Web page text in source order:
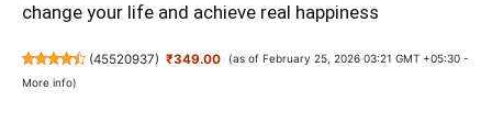
change your life and achieve real happiness
(45520937) ₹349.00
(as of February 25, 2026 03:21 GMT +05:30 -
More info)